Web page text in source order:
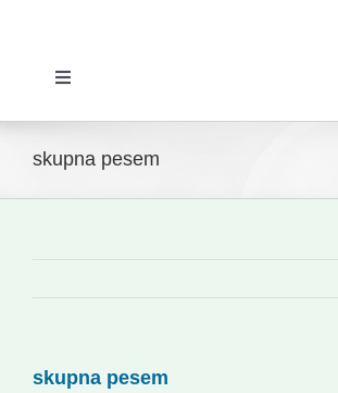
Toggle
Novice
skupna pesem
skupna pesem